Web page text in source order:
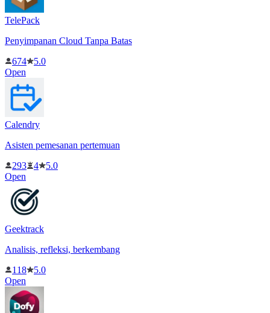
TelePack
Penyimpanan Cloud Tanpa Batas
674
5.0
Open
Calendry
Asisten pemesanan pertemuan
293
4
5.0
Open
Geektrack
Analisis, refleksi, berkembang
118
5.0
Open